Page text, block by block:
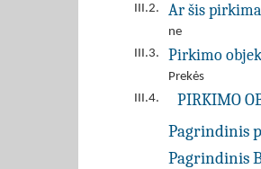
III.2.
Ar šis
ne
III.3.
Pirkimo
Prekės
III.4.
PIRKIMO
Pagrindinis
Pagrindinis